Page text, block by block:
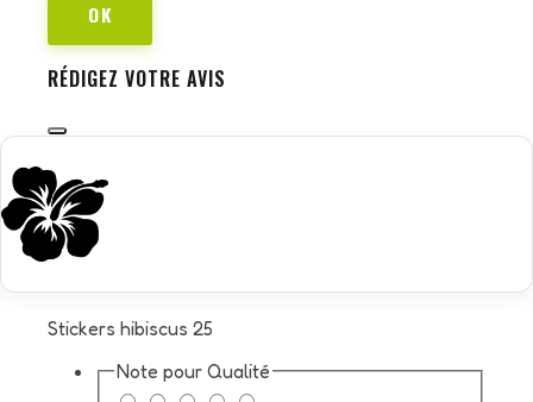
OK
RÉDIGEZ VOTRE AVIS
Stickers hibiscus 25
Note pour Qualité